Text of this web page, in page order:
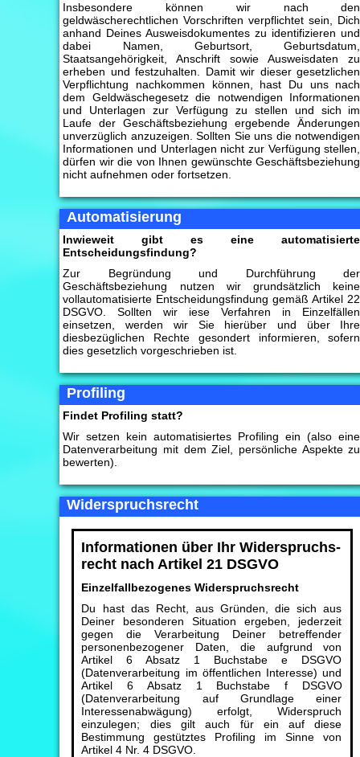
Insbesondere können wir nach den
geldwäscherechtlichen Vorschriften verpflichtet sein, Dich
anhand Deines Ausweisdokumentes zu identifizieren und
dabei Namen, Geburtsort, Geburtsdatum,
Staatsangehörigkeit, Anschrift sowie Ausweisdaten zu
erheben und festzuhalten. Damit wir dieser gesetzlichen
Verpflichtung nachkommen können, hast Du uns nach
dem Geldwäschegesetz die notwendigen Informationen
und Unterlagen zur Verfügung zu stellen und sich im
Laufe der Geschäftsbeziehung ergebende Änderungen
unverzüglich anzuzeigen. Sollten Sie uns die notwendigen
Informationen und Unterlagen nicht zur Verfügung stellen,
dürfen wir die von Ihnen gewünschte Geschäftsbeziehung
nicht aufnehmen oder fortsetzen.
Automatisierung
Inwieweit gibt es eine automatisierte
Entscheidungsfindung?
Zur Begründung und Durchführung der
Geschäftsbeziehung nutzen wir grundsätzlich keine
vollautomatisierte Entscheidungsfindung gemäß Artikel 22
DSGVO. Sollten wir iese Verfahren in Einzelfällen
einsetzen, werden wir Sie hierüber und über Ihre
diesbezüglichen Rechte gesondert informieren, sofern
dies gesetzlich vorgeschrieben ist.
Profiling
Findet Profiling statt?
Wir setzen kein automatisiertes Profiling ein (also eine
Datenverarbeitung mit dem Ziel, persönliche Aspekte zu
bewerten).
Widerspruchsrecht
Informationen über Ihr Widerspruchs-
recht nach Artikel 21 DSGVO
Einzelfallbezogenes Widerspruchsrecht
Du hast das Recht, aus Gründen, die sich aus
Deiner besonderen Situation ergeben, jederzeit
gegen die Verarbeitung Deiner betreffender
personenbezogener Daten, die aufgrund von
Artikel 6 Absatz 1 Buchstabe e DSGVO
(Datenverarbeitung im öffentlichen Interesse) und
Artikel 6 Absatz 1 Buchstabe f DSGVO
(Datenverarbeitung auf Grundlage einer
Interessenabwägung) erfolgt, Widerspruch
einzulegen; dies gilt auch für ein auf diese
Bestimmung gestütztes Profiling im Sinne von
Artikel 4 Nr. 4 DSGVO.